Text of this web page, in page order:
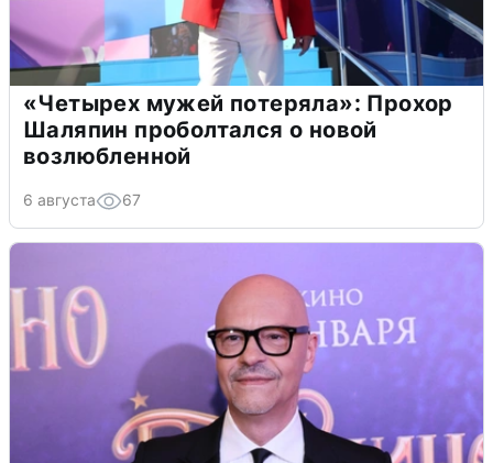
«Четырех мужей потеряла»: Прохор
Шаляпин проболтался о новой
возлюбленной
6 августа 67